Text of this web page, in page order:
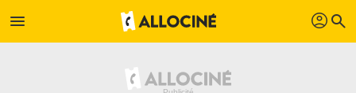
menu profil search